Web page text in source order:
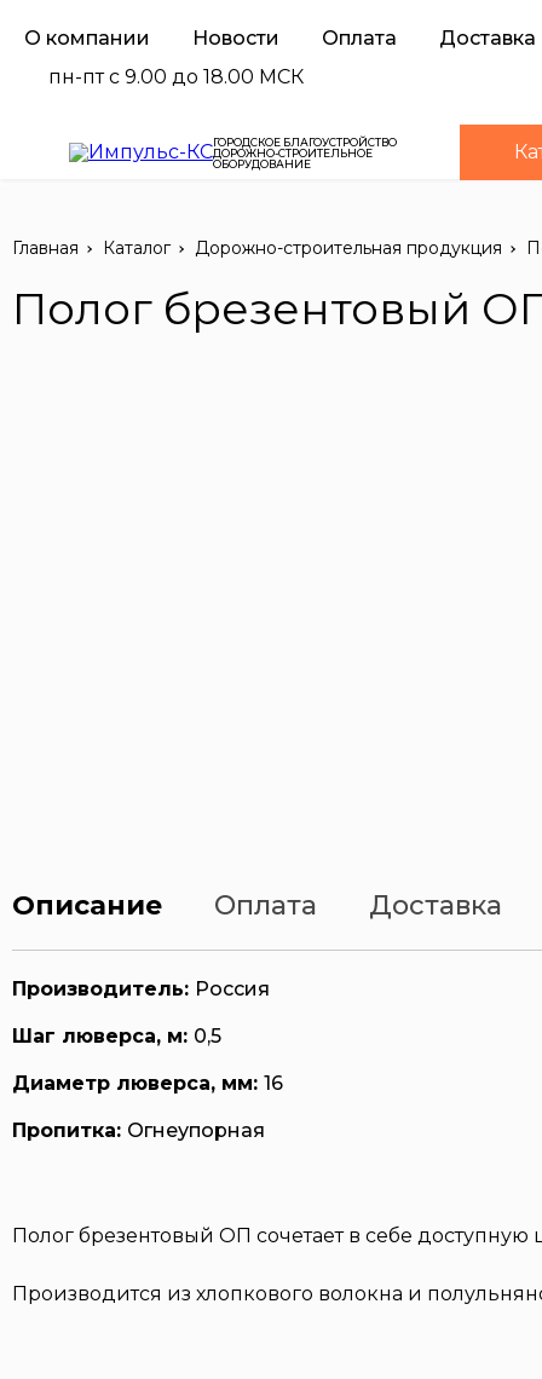
О компании Новости Оплата
Доставка
пн-пт с 9.00 до 18.00 МСК
ГОРОДСКОЕ БЛАГОУСТРОЙСТВО
ДОРОЖНО-СТРОИТЕЛЬНОЕ
ОБОРУДОВАНИЕ
Главная Каталог Дорожно-строительная продукция
Полог брезентовый ОП
Описание Оплата Доставка
Производитель: Россия
Шаг люверса, м: 0,5
Диаметр люверса, мм: 16
Пропитка: Огнеупорная
Полог брезентовый ОП сочетает в себе
Производится из хлопкового волокна и